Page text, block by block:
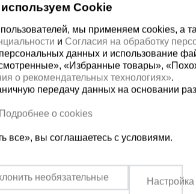
+994 55 388 22 82
Пн.-Пт. 9:00 - 18:00 Сб. 10:00-14:00
Cookie
мы применяем cookies, а
и Согласия на обработку
данных и использование
«Избранные товары»,
о рекомендательных технологиях».
передачу данных на основании
Подробнее о cookies
все», вы соглашаетесь с условиями.
необязательные Настройка